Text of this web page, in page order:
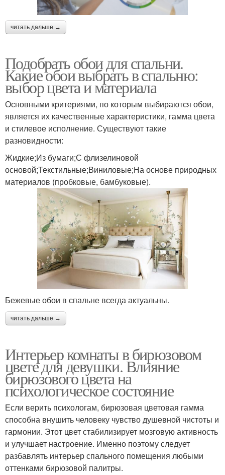
читать дальше →
Подобрать обои для спальни.
Какие обои выбрать в спальню:
выбор цвета и материала
Основными критериями, по которым выбираются обои,
является их качественные характеристики, гамма цвета
и стилевое исполнение. Существуют такие
разновидности:
Жидкие;Из бумаги;С флизелиновой
основой;Текстильные;Виниловые;На основе природных
материалов (пробковые, бамбуковые).
Бежевые обои в спальне всегда актуальны.
читать дальше →
Интерьер комнаты в бирюзовом
цвете для девушки. Влияние
бирюзового цвета на
психологическое состояние
Если верить психологам, бирюзовая цветовая гамма
способна внушить человеку чувство душевной чистоты и
гармонии. Этот цвет стабилизирует мозговую активность
и улучшает настроение. Именно поэтому следует
разбавлять интерьер спального помещения любыми
оттенками бирюзовой палитры.